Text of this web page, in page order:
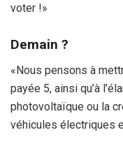
voter !»
Demain ?
«Nous pensons à
payée 5, ainsi qu’à
photovoltaïque ou la
véhicules électriques